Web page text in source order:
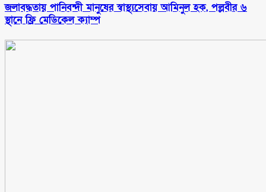
জলাবদ্ধতায় পানিবন্দী মানুষের স্বাস্থ্যসেবায় আমিনুল হক, পল্লবীর ৬
স্থানে ফ্রি মেডিকেল ক্যাম্প